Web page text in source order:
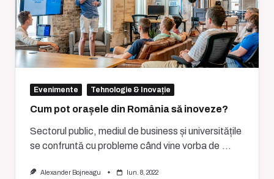
Evenimente Tehnologie & Inovație
Cum pot orașele din România să inoveze?
Sectorul public, mediul de business și universitățile
se confruntă cu probleme când vine vorba de ...
Alexander Bojneagu Iun. 8, 2022